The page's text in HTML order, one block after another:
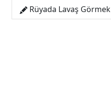
Rüyada Lavaş Görmek